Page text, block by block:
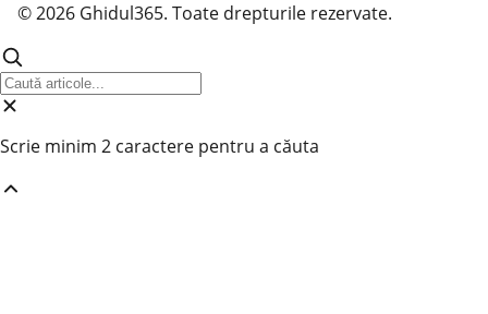
© 2026 Ghidul365. Toate drepturile rezervate.
Scrie minim 2 caractere pentru a căuta